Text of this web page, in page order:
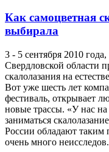
Как самоцветная
выбирала
3 - 5 сентября 2010
Свердловской области
скалолазания на
Вот уже шесть лет
фестиваль, открывает
новые трассы. «У нас
заниматься
России обладают таким
очень много